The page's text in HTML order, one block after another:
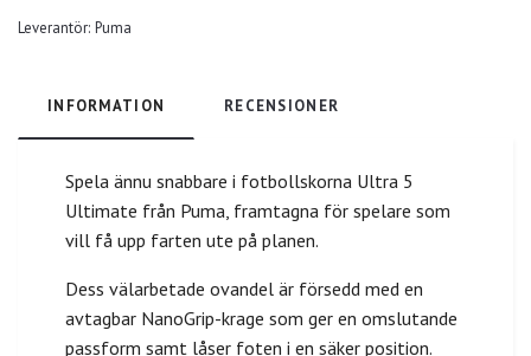
Leverantör: Puma
INFORMATION RECENSIONER
Spela ännu snabbare i fotbollskorna Ultra 5
Ultimate från Puma, framtagna för spelare som
vill få upp farten ute på planen.
Dess välarbetade ovandel är försedd med en
avtagbar NanoGrip-krage som ger en omslutande
passform samt låser foten i en säker position.